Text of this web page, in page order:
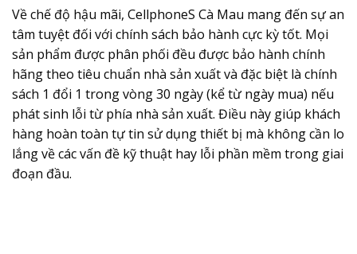
Về chế độ hậu mãi, CellphoneS Cà Mau mang đến sự an
tâm tuyệt đối với chính sách bảo hành cực kỳ tốt. Mọi
sản phẩm được phân phối đều được bảo hành chính
hãng theo tiêu chuẩn nhà sản xuất và đặc biệt là chính
sách 1 đổi 1 trong vòng 30 ngày (kể từ ngày mua) nếu
phát sinh lỗi từ phía nhà sản xuất. Điều này giúp khách
hàng hoàn toàn tự tin sử dụng thiết bị mà không cần lo
lắng về các vấn đề kỹ thuật hay lỗi phần mềm trong giai
đoạn đầu.